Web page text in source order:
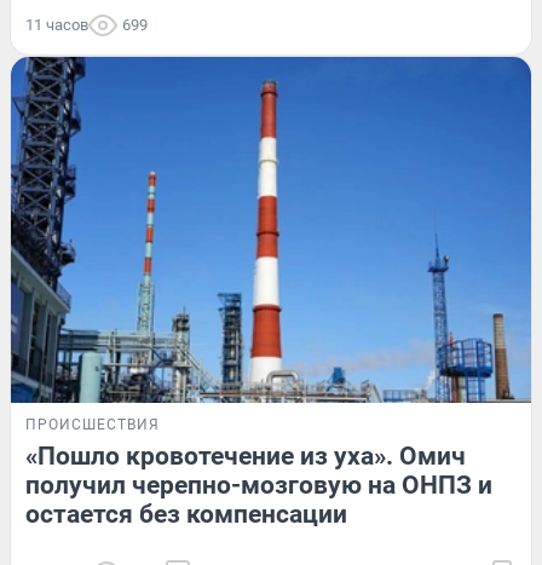
11 часов 699
ПРОИСШЕСТВИЯ
«Пошло кровотечение из уха». Омич
получил черепно-мозговую на ОНПЗ и
остается без компенсации